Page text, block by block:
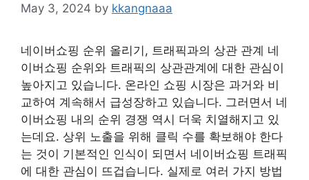
May 3, 2024 by kkangnaaa
네이버쇼핑 순위 올리기, 트래픽과의 상관 관계 네
이버쇼핑 순위와 트래픽의 상관관계에 대한 관심이
높아지고 있습니다. 온라인 쇼핑 시장은 과거와 비
교하여 계속해서 급성장하고 있습니다. 그러면서 네
이버쇼핑 내의 순위 경쟁 역시 더욱 치열해지고 있
는데요. 상위 노출을 위해 클릭 수를 확보해야 한다
는 것이 기본적인 인식이 되면서 네이버쇼핑 트래픽
에 대한 관심이 뜨겁습니다. 실제로 여러 가지 방법